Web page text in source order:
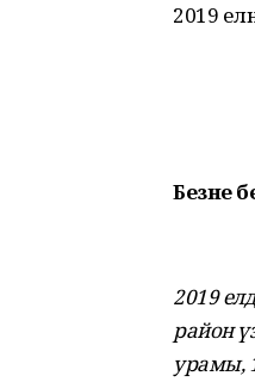
2019
Безнең
2019
район
урамы,